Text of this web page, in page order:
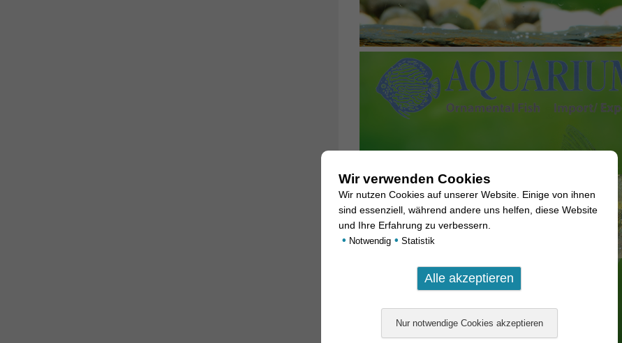
Wir verwenden Cookies
Wir nutzen Cookies auf unserer Website. Einige von ihnen
sind essenziell, während andere uns helfen, diese Website
und Ihre Erfahrung zu verbessern.
• Notwendig • Statistik